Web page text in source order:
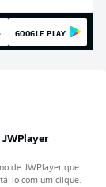
GOOGLE PLAY
JWPlayer
de JWPlayerque
lo com um clique.